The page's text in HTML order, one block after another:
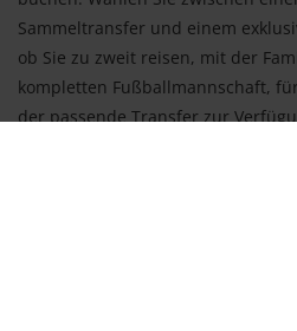
Sammeltransfer und einem
ob Sie zu zweit reisen, mit der
kompletten Fußballmannschaft,
der passende Transfer zur